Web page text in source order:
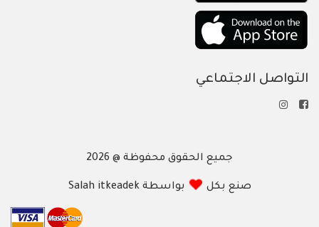
التواصل الاجتماعي
جميع الحقوق محفوظة @ 2026
صنع بكل بواسطة Salah itkeadek